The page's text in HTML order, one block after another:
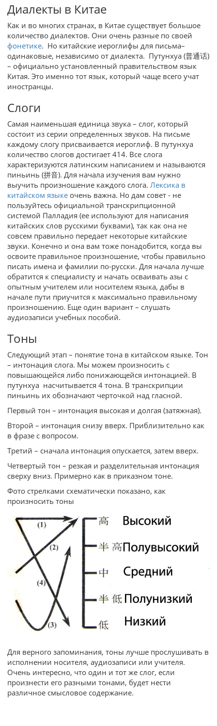
Диалекты в Китае
Как и во многих странах, в Китае существует большое
количество диалектов. Они очень разные по своей
фонетике. Но китайские иероглифы для письма–
одинаковые, независимо от диалекта. Путунхуа (普通话)
– официально установленный правительством язык
Китая. Это именно тот язык, который чаще всего учат
иностранцы.
Слоги
Самая наименьшая единица звука – слог, который
состоит из серии определенных звуков. На письме
каждому слогу присваивается иероглиф. В путунхуа
количество слогов достигает 414. Все слога
характеризуются латинским написанием и называются
пиньинь (拼音). Для начала изучения вам нужно
выучить произношение каждого слога. Лексика в
китайском языке очень важна. Но дам совет - не
пользуйтесь официальной транскрипционной
системой Палладия (ее используют для написания
китайских слов русскими буквами), так как она не
совсем правильно передает некоторые китайские
звуки. Конечно и она вам тоже понадобится, когда вы
освоите правильное произношение, чтобы правильно
писать имена и фамилии по-русски. Для начала лучше
обратится к специалисту и начать осваивать азы с
опытным учителем или носителем языка, дабы в
начале пути приучится к максимально правильному
произношению. Еще один вариант – слушать
аудиозаписи учебных пособий.
Тоны
Следующий этап – понятие тона в китайском языке. Тон
– интонация слога. Мы можем произносить с
повышающейся либо понижающейся интонацией. В
путунхуа насчитывается 4 тона. В транскрипции
пиньинь их обозначают черточкой над гласной.
Первый тон – интонация высокая и долгая (затяжная).
Второй – интонация снизу вверх. Приблизительно как
в фразе с вопросом.
Третий – сначала интонация опускается, затем вверх.
Четвертый тон – резкая и разделительная интонация
сверху вниз. Примерно как в приказном тоне.
Фото стрелками схематически показано, как
произносить тоны
Для верного запоминания, тоны лучше прослушивать в
исполнении носителя, аудиозаписи или учителя.
Очень интересно, что один и тот же слог, если
произнести его разными тонами, будет нести
различное смысловое содержание.